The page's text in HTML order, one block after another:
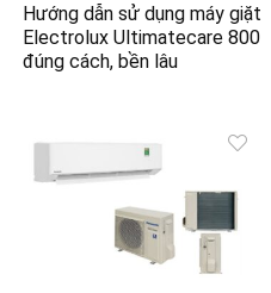
Hướng dẫn sử dụng máy giặt
Electrolux Ultimatecare 800
đúng cách, bền lâu